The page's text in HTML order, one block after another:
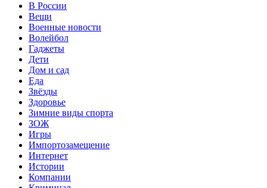
В России
Вещи
Военные новости
Волейбол
Гаджеты
Дети
Дом и сад
Еда
Звёзды
Здоровье
Зимние виды спорта
ЗОЖ
Игры
Импортозамещение
Интернет
Истории
Компании